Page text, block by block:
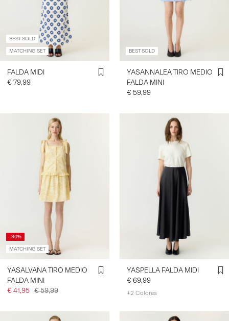
SESIÓN
¿PREGUNTAS?
SOBRE
NOSOTROS
ESPAÑOL
BEST SOLD
MATCHING SET
FALDA MIDI
€ 79,99
BEST SOLD
YASANNALEA TIRO MEDIO
FALDA MINI
€ 59,99
-30%
MATCHING SET
YASALVANA TIRO MEDIO
FALDA MINI
€ 41,95 € 59,99
YASPELLA FALDA MIDI
€ 69,99
+2 Colores